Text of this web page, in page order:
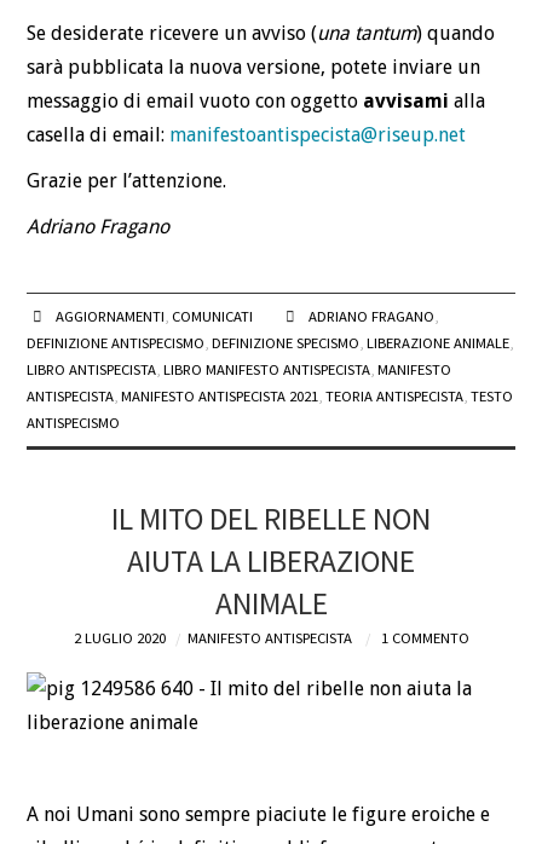
Se desiderate ricevere un avviso (una tantum) quando
sarà pubblicata la nuova versione, potete inviare un
messaggio di email vuoto con oggetto avvisami alla
casella di email: manifestoantispecista@riseup.net
Grazie per l’attenzione.
Adriano Fragano
AGGIORNAMENTI COMUNICATI ADRIANO FRAGANO
DEFINIZIONE ANTISPECISMO ,DEFINIZIONE SPECISMO ,LIBERAZIONE ANIMALE
LIBRO ANTISPECISTA ,LIBRO MANIFESTO ANTISPECISTA ,MANIFESTO
ANTISPECISTA ,MANIFESTO ANTISPECISTA 2021 ,TEORIA ANTISPECISTA ,TESTO
ANTISPECISMO
IL MITO DEL RIBELLE NON
AIUTA LA LIBERAZIONE
ANIMALE
2 LUGLIO 2020 MANIFESTO ANTISPECISTA 1 COMMENTO
A noi Umani sono sempre piaciute le figure eroiche e